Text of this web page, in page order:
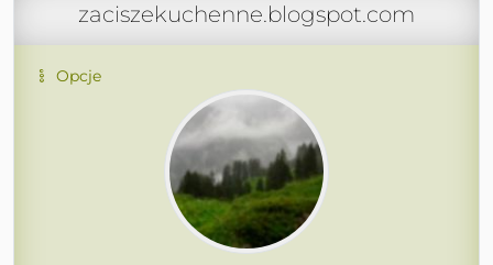
zaciszekuchenne.blogspot.com
Opcje